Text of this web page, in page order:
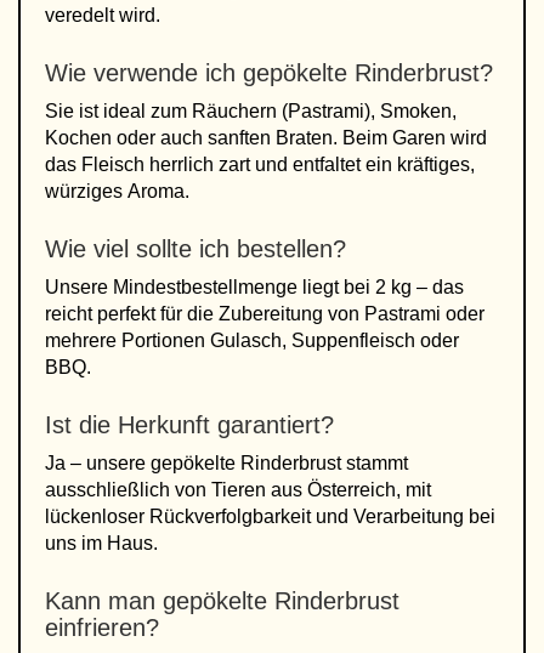
veredelt wird.
Wie verwende ich gepökelte Rinderbrust?
Sie ist ideal zum Räuchern (Pastrami), Smoken,
Kochen oder auch sanften Braten. Beim Garen wird
das Fleisch herrlich zart und entfaltet ein kräftiges,
würziges Aroma.
Wie viel sollte ich bestellen?
Unsere Mindestbestellmenge liegt bei 2 kg – das
reicht perfekt für die Zubereitung von Pastrami oder
mehrere Portionen Gulasch, Suppenfleisch oder
BBQ.
Ist die Herkunft garantiert?
Ja – unsere gepökelte Rinderbrust stammt
ausschließlich von Tieren aus Österreich, mit
lückenloser Rückverfolgbarkeit und Verarbeitung bei
uns im Haus.
Kann man gepökelte Rinderbrust
einfrieren?